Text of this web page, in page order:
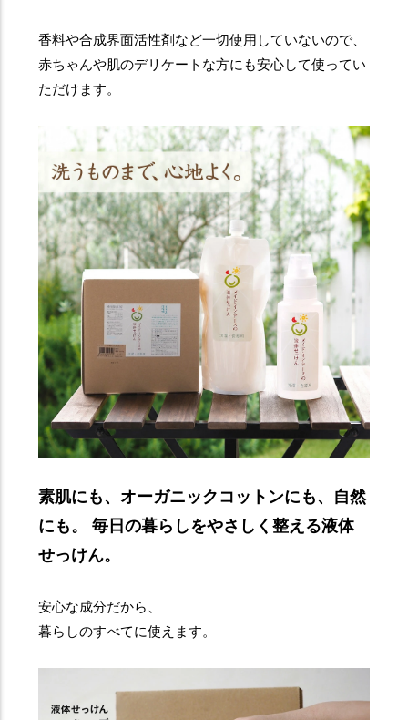
香料や合成界面活性剤など一切使用していないので、
赤ちゃんや肌のデリケートな方にも安心して使ってい
ただけます。
素肌にも、オーガニックコットンにも、自然
にも。 毎日の暮らしをやさしく整える液体
せっけん。
安心な成分だから、
暮らしのすべてに使えます。